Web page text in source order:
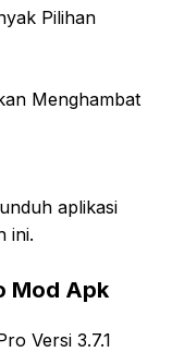
Pilihan
Menghambat
aplikasi
ini.
Mod Apk
Versi 3.7.1